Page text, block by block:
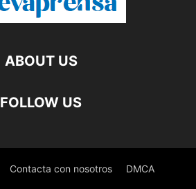
ABOUT US
FOLLOW US
Contacta con nosotros DMCA